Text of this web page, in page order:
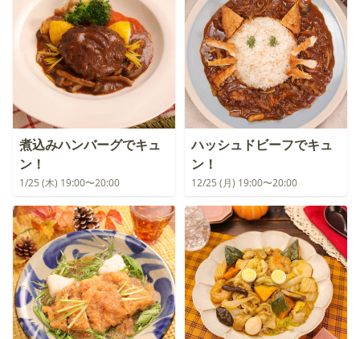
煮込みハンバーグでキュ
ン！
1/25 (木) 19:00〜20:00
ハッシュドビーフでキュ
ン！
12/25 (月) 19:00〜20:00